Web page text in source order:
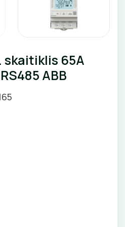
PIRŠTINĖS
JUNGIKLIAI
skaitiklis 65A
ABB